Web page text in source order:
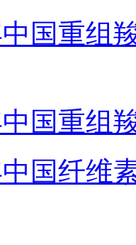
中国重组
国重组
中国纤维